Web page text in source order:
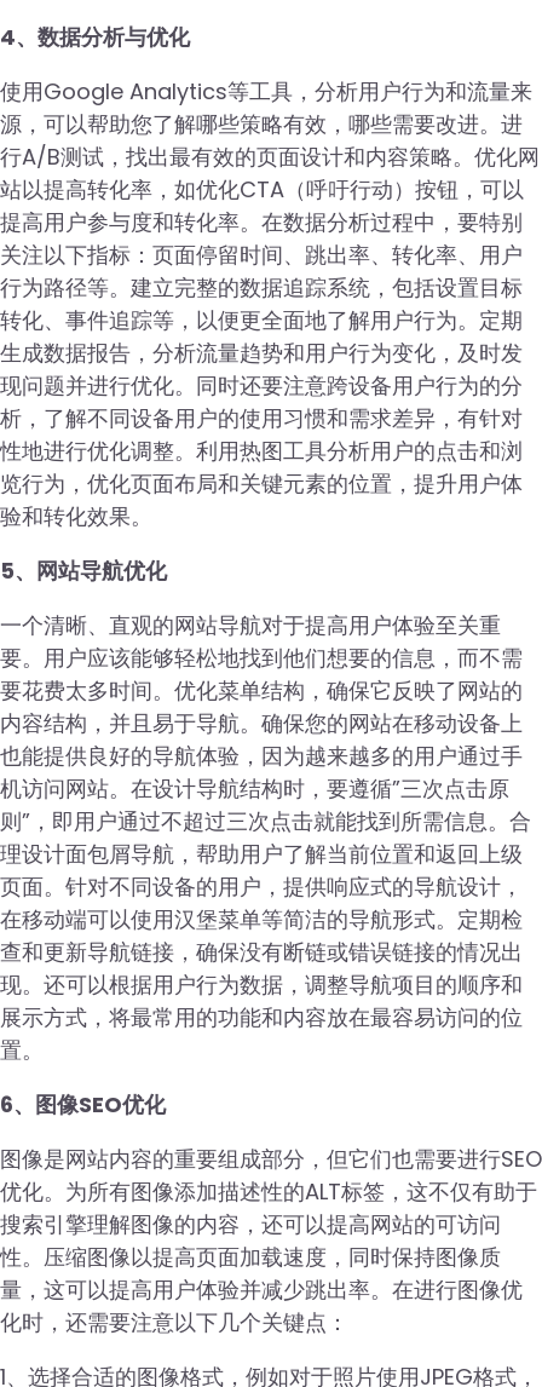
4、数据分析与优化
使用Google Analytics等工具，分析用户行为和流量来
源，可以帮助您了解哪些策略有效，哪些需要改进。进
行A/B测试，找出最有效的页面设计和内容策略。优化网
站以提高转化率，如优化CTA（呼吁行动）按钮，可以
提高用户参与度和转化率。在数据分析过程中，要特别
关注以下指标：页面停留时间、跳出率、转化率、用户
行为路径等。建立完整的数据追踪系统，包括设置目标
转化、事件追踪等，以便更全面地了解用户行为。定期
生成数据报告，分析流量趋势和用户行为变化，及时发
现问题并进行优化。同时还要注意跨设备用户行为的分
析，了解不同设备用户的使用习惯和需求差异，有针对
性地进行优化调整。利用热图工具分析用户的点击和浏
览行为，优化页面布局和关键元素的位置，提升用户体
验和转化效果。
5、网站导航优化
一个清晰、直观的网站导航对于提高用户体验至关重
要。用户应该能够轻松地找到他们想要的信息，而不需
要花费太多时间。优化菜单结构，确保它反映了网站的
内容结构，并且易于导航。确保您的网站在移动设备上
也能提供良好的导航体验，因为越来越多的用户通过手
机访问网站。在设计导航结构时，要遵循”三次点击原
则”，即用户通过不超过三次点击就能找到所需信息。合
理设计面包屑导航，帮助用户了解当前位置和返回上级
页面。针对不同设备的用户，提供响应式的导航设计，
在移动端可以使用汉堡菜单等简洁的导航形式。定期检
查和更新导航链接，确保没有断链或错误链接的情况出
现。还可以根据用户行为数据，调整导航项目的顺序和
展示方式，将最常用的功能和内容放在最容易访问的位
置。
6、图像SEO优化
图像是网站内容的重要组成部分，但它们也需要进行SEO
优化。为所有图像添加描述性的ALT标签，这不仅有助于
搜索引擎理解图像的内容，还可以提高网站的可访问
性。压缩图像以提高页面加载速度，同时保持图像质
量，这可以提高用户体验并减少跳出率。在进行图像优
化时，还需要注意以下几个关键点：
1、选择合适的图像格式，例如对于照片使用JPEG格式，